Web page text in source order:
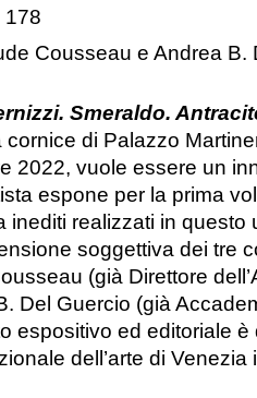
178
Cousseau e Andrea B.
Smeraldo.
di Palazzo
2022, vuole essere un
espone per la prima
inediti realizzati in questo
soggettiva dei tre
(già Direttore
Del Guercio (già
espositivo ed editoriale è
dell’arte di